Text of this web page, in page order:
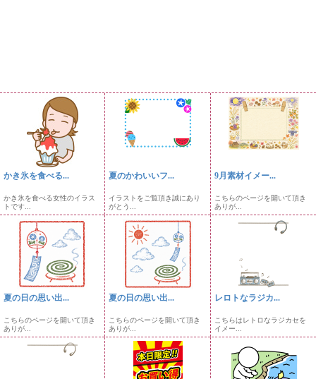
かき氷を食べる...
かき氷を食べる女性のイラス
トです...
夏のかわいいフ...
イラストをご覧頂き誠にあり
がとう...
9月素材イメー...
こちらのページを開いて頂き
ありが...
夏の日の思い出...
こちらのページを開いて頂き
ありが...
夏の日の思い出...
こちらのページを開いて頂き
ありが...
レロトなラジカ...
こちらはレトロなラジカセを
イメー...